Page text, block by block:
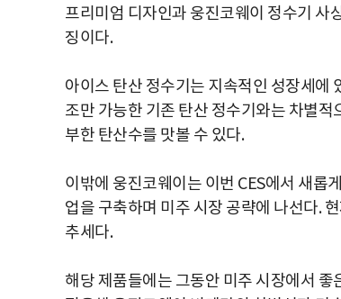
프리미엄 디자인과 웅진코웨이 정수기 사
징이다.
아이스 탄산 정수기는 지속적인 성장세에
조만 가능한 기존 탄산 정수기와는 차별
부한 탄산수를 맛볼 수 있다.
이밖에 웅진코웨이는 이번 CES에서 새롭
업을 구축하며 미주 시장 공략에 나선다.
추세다.
해당 제품들에는 그동안 미주 시장에서